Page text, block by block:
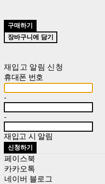
구매하기
장바구니에 담기
재입고 알림 신청
휴대폰 번호
-
-
재입고 시 알림
신청하기
페이스북
카카오톡
네이버 블로그